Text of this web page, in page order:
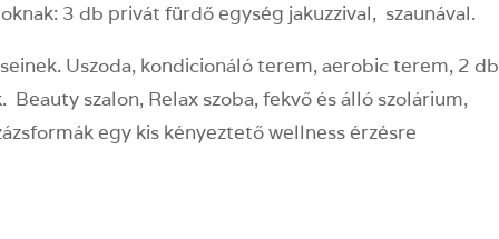
3 db privát fürdő egység jakuzzival, szaunával.
Uszoda, kondicionáló terem, aerobic terem, 2 db
szalon, Relax szoba, fekvő és álló szolárium,
egy kis kényeztető wellness érzésre